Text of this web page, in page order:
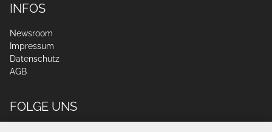
INFOS
Newsroom
Impressum
Datenschutz
AGB
FOLGE UNS